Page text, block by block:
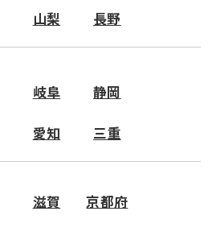
山梨 長野
岐阜 静岡
愛知 三重
滋賀 京都府